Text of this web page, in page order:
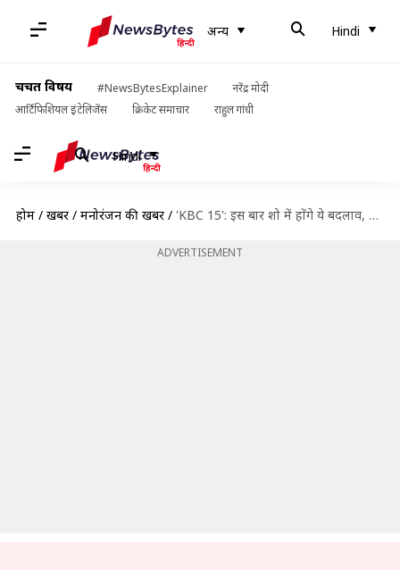
अन्य Hindi
चर्चित विषय #NewsBytesExplainer
नरेंद्र मोदी
आर्टिफिशियल इंटेलिजेंस
क्रिकेट समाचार राहुल गांधी
Hindi
होम / खबरें / मनोरंजन की खबरें / 'KBC 15': इस बार शो में होंगे ये बदलाव, जानिए कौन करता है सवालों को तैयार
ADVERTISEMENT